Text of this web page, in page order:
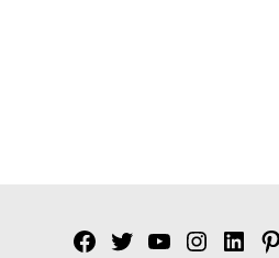
Facebook
TwitterYouTube